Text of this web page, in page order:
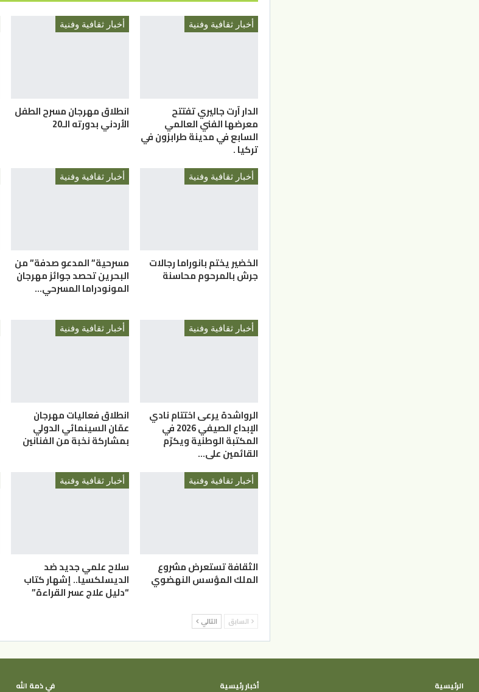
أخبار ثقافية وفنية
الدار آرت جاليري تفتتح
معرضها الفني العالمي
السابع في مدينة طرابزون في
تركيا .
أخبار ثقافية وفنية
انطلاق مهرجان مسرح الطفل
الأردني بدورته الـ20
أخبار ثقافية وفنية
الخضير يختم بانوراما رجالات
جرش بالمرحوم محاسنة
أخبار ثقافية وفنية
مسرحية” المدعو صدفة” من
البحرين تحصد جوائز مهرجان
المونودراما المسرحي…
أخبار ثقافية وفنية
الرواشدة يرعى اختتام نادي
الإبداع الصيفي 2026 في
المكتبة الوطنية ويكرّم
القائمين على…
أخبار ثقافية وفنية
انطلاق فعاليات مهرجان
عمّان السينمائي الدولي
بمشاركة نخبة من الفنانين
أخبار ثقافية وفنية
الثقافة تستعرض مشروع
الملك المؤسس النهضوي
أخبار ثقافية وفنية
سلاح علمي جديد ضد
الديسلكسيا.. إشهار كتاب
“دليل علاج عسر القراءة”
السابق التالي
الرئيسية
أخبار رئيسية
في ذمة الله